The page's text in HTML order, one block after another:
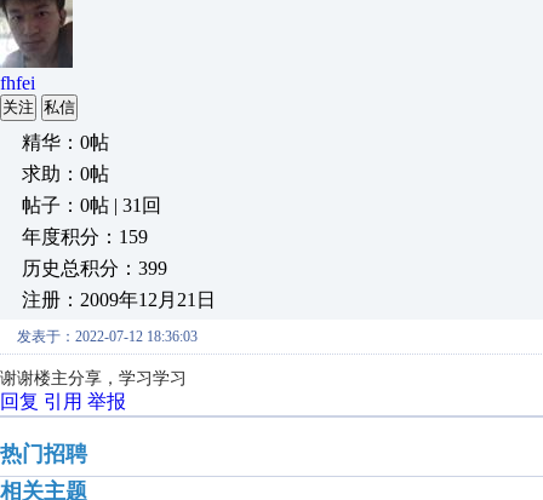
fhfei
关注 私信
精华：0帖
求助：0帖
帖子：0帖 | 31回
年度积分：159
历史总积分：399
注册：2009年12月21日
发表于：2022-07-12 18:36:03
谢谢楼主分享，学习学习
回复 引用 举报
热门招聘
相关主题